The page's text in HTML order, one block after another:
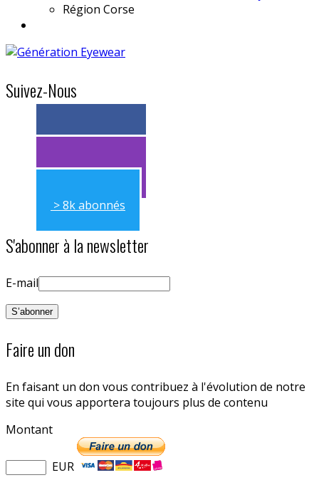
Région Corse
Suivez-Nous
> 11k abonnés
> 11k abonnés
> 8k abonnés
S'abonner à la newsletter
E-mail
Faire un don
En faisant un don vous contribuez à l'évolution de notre
site qui vous apportera toujours plus de contenu
Montant
EUR